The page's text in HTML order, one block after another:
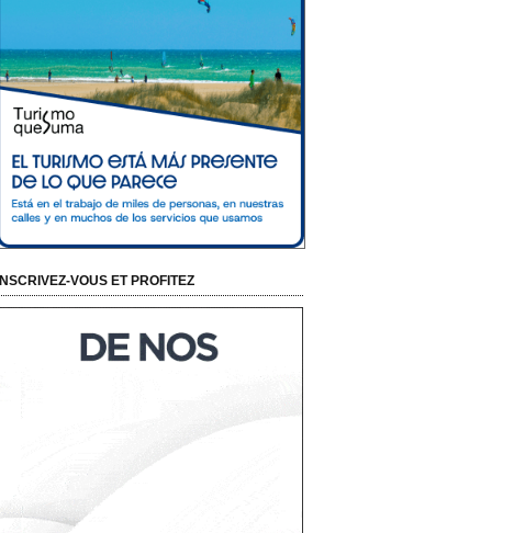
INSCRIVEZ-VOUS ET PROFITEZ